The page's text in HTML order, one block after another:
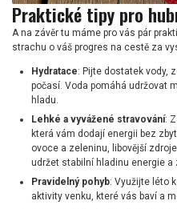
Praktické tipy pro
A na závěr tu máme pro vás pár
strachu o váš progres na cestě za
Hydratace: Pijte dostatek vody,
počasí. Voda pomáhá udržovat
hladu.
Lehké a vyvážené stravování:
která vám dodají energii bez
ovoce a zeleninu, libovější
udržet stabilní hladinu energie a
Pravidelný pohyb: Využijte léto
aktivity venku, které vás baví a